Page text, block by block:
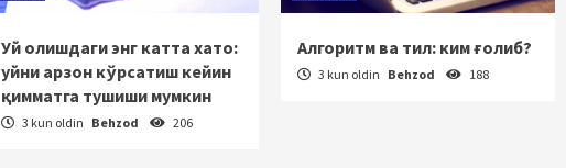
Уй олишдаги энг катта хато:
уйни арзон кўрсатиш кейин
қимматга тушиши мумкин
3 kun oldin Behzod 206
Алгоритм ва тил: ким ғолиб?
3 kun oldin Behzod 188